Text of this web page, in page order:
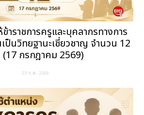
าราชการครูและบุคลากรทางการ
ป็นวิทยฐานะเชี่ยวชาญ จำนวน 12
(17 กรกฎาคม 2569)
23 ก.ค. 2569